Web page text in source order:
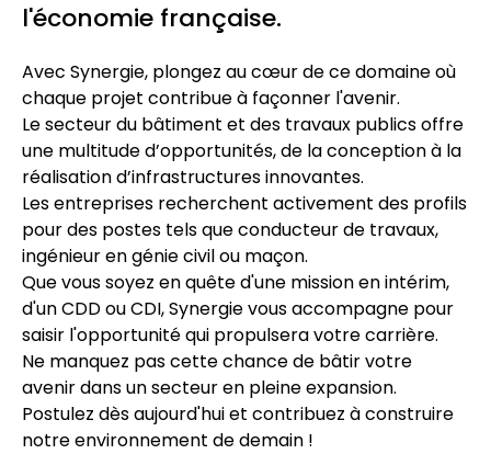
l'économie française.
Avec Synergie, plongez au cœur de ce domaine où
chaque projet contribue à façonner l'avenir.
Le secteur du bâtiment et des travaux publics offre
une multitude d’opportunités, de la conception à la
réalisation d’infrastructures innovantes.
Les entreprises recherchent activement des profils
pour des postes tels que conducteur de travaux,
ingénieur en génie civil ou maçon.
Que vous soyez en quête d'une mission en intérim,
d'un CDD ou CDI, Synergie vous accompagne pour
saisir l'opportunité qui propulsera votre carrière.
Ne manquez pas cette chance de bâtir votre
avenir dans un secteur en pleine expansion.
Postulez dès aujourd'hui et contribuez à construire
notre environnement de demain !